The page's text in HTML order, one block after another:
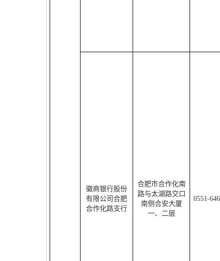
徽商银行股份
有限公司合肥
合作化路支行
合肥市合作化南
路与太湖路交口
南侧合安大厦
一、二层
0551-